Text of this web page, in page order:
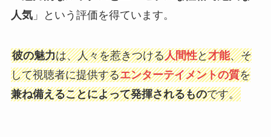
人気」という評価を得ています。
彼の魅力は、人々を惹きつける人間性と才能、そ
して視聴者に提供するエンターテイメントの質を
兼ね備えることによって発揮されるものです。